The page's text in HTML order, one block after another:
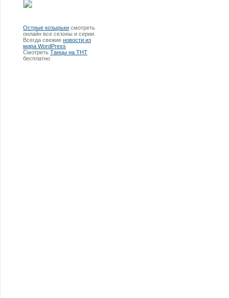
Острые козырьки смотреть
онлайн все сезоны и серии.
Всегда свежие новости из
мира WordPress
Смотреть Танцы на ТНТ
бесплатно